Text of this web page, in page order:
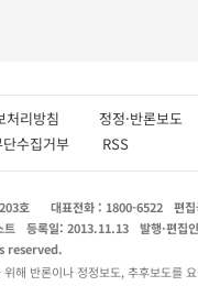
보처리방침 정정·반론보도
수집거부 RSS
호 대표전화 : 1800-6522 편
트 등록일: 2013.11.13 발행·편집
reserved.
해 반론이나 정정보도, 추후보도를